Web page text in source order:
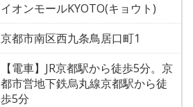
イオンモールKYOTO(キョウト)
京都市南区西九条鳥居口町1
【電車】JR京都駅から徒歩5分。京
都市営地下鉄烏丸線京都駅から徒
歩5分